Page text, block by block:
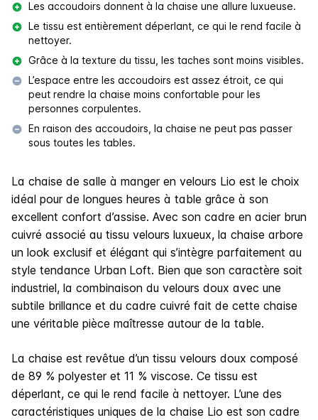
Les accoudoirs donnent à la chaise une allure luxueuse.
Le tissu est entièrement déperlant, ce qui le rend facile à
nettoyer.
Grâce à la texture du tissu, les taches sont moins visibles.
L’espace entre les accoudoirs est assez étroit, ce qui
peut rendre la chaise moins confortable pour les
personnes corpulentes.
En raison des accoudoirs, la chaise ne peut pas passer
sous toutes les tables.
La chaise de salle à manger en velours Lio est le choix
idéal pour de longues heures à table grâce à son
excellent confort d’assise. Avec son cadre en acier brun
cuivré associé au tissu velours luxueux, la chaise arbore
un look exclusif et élégant qui s’intègre parfaitement au
style tendance Urban Loft. Bien que son caractère soit
industriel, la combinaison du velours doux avec une
subtile brillance et du cadre cuivré fait de cette chaise
une véritable pièce maîtresse autour de la table.
La chaise est revêtue d’un tissu velours doux composé
de 89 % polyester et 11 % viscose. Ce tissu est
déperlant, ce qui le rend facile à nettoyer. L’une des
caractéristiques uniques de la chaise Lio est son cadre